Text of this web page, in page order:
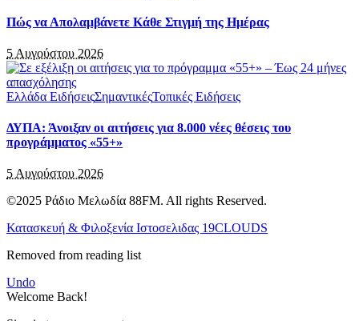
Πώς να Απολαμβάνετε Κάθε Στιγμή της Ημέρας
5 Αυγούστου 2026
Ελλάδα ΕιδήσειςΣημαντικέςΤοπικές Ειδήσεις
ΔΥΠΑ: Άνοιξαν οι αιτήσεις για 8.000 νέες θέσεις του
προγράμματος «55+»
5 Αυγούστου 2026
©2025 Ράδιο Μελωδία 88FM. All rights Reserved.
Κατασκευή & Φιλοξενία Ιστοσελιδας 19CLOUDS
Removed from reading list
Undo
Welcome Back!